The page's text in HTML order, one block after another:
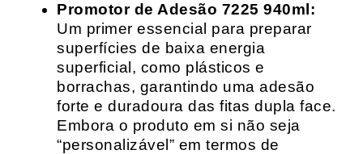
Promotor de Adesão 7225 940ml:
Um primer essencial para preparar
superfícies de baixa energia
superficial, como plásticos e
borrachas, garantindo uma adesão
forte e duradoura das fitas dupla face.
Embora o produto em si não seja
“personalizável” em termos de